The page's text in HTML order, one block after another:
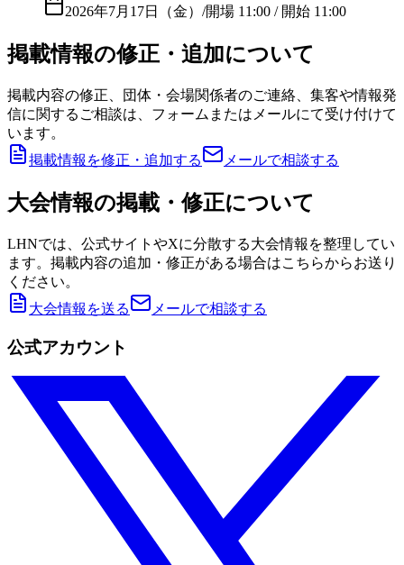
2026年7月17日（金） /開場 11:00 / 開始 11:00
掲載情報の修正・追加について
掲載内容の修正、団体・会場関係者のご連絡、集客や情報発
信に関するご相談は、フォームまたはメールにて受け付けて
います。
掲載情報を修正・追加する
メールで相談する
大会情報の掲載・修正について
LHNでは、公式サイトやXに分散する大会情報を整理してい
ます。掲載内容の追加・修正がある場合はこちらからお送り
ください。
大会情報を送る
メールで相談する
公式アカウント